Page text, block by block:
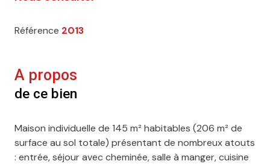
Référence 2013
A propos
de ce bien
Maison individuelle de 145 m² habitables (206 m² de
surface au sol totale) présentant de nombreux atouts
: entrée, séjour avec cheminée, salle à manger, cuisine